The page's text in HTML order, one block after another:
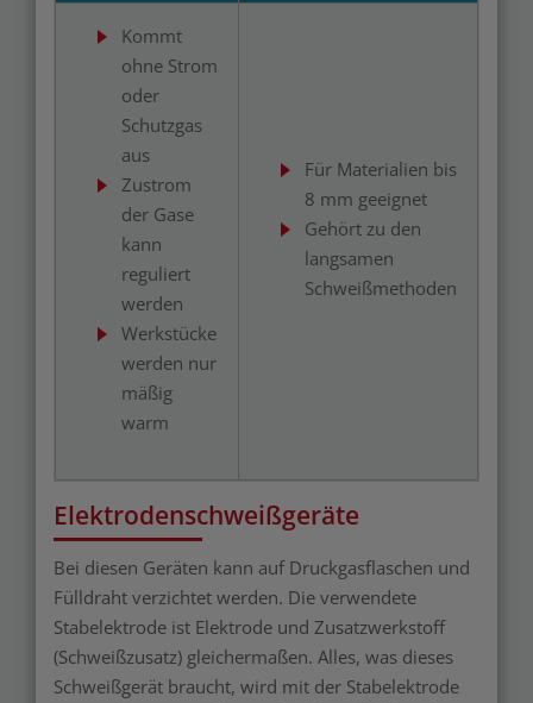
Kommt
ohne Strom
oder
Schutzgas
aus
Zustrom
der Gase
kann
reguliert
werden
Werkstücke
werden nur
mäßig
warm
Für Materialien bis
8 mm geeignet
Gehört zu den
langsamen
Schweißmethoden
Elektrodenschweißgeräte
Bei diesen Geräten kann auf Druckgasflaschen und
Fülldraht verzichtet werden. Die verwendete
Stabelektrode ist Elektrode und Zusatzwerkstoff
(Schweißzusatz) gleichermaßen. Alles, was dieses
Schweißgerät braucht, wird mit der Stabelektrode